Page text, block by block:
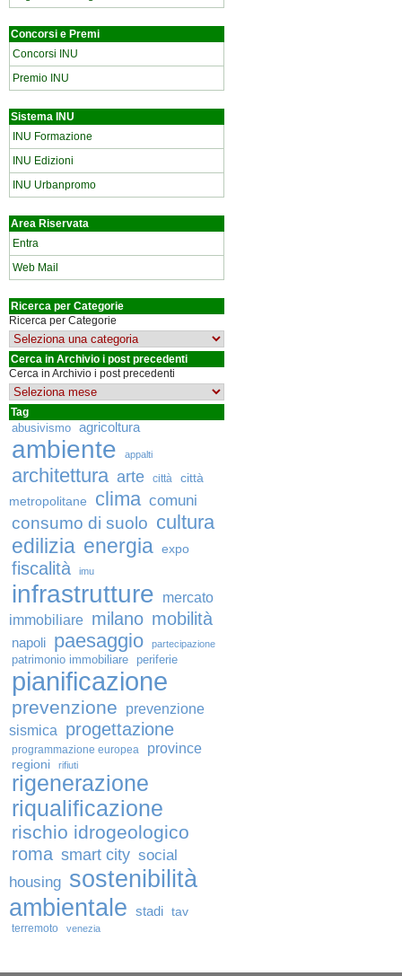
Concorsi e Premi
Concorsi INU
Premio INU
Sistema INU
INU Formazione
INU Edizioni
INU Urbanpromo
Area Riservata
Entra
Web Mail
Ricerca per Categorie
Ricerca per Categorie
Cerca in Archivio i post precedenti
Cerca in Archivio i post precedenti
Tag
abusivismo agricoltura
ambiente appalti
architettura arte città
città
metropolitane
clima comuni
consumo di suolo cultura
edilizia energia expo
fiscalità imu
infrastrutture
mercato
immobiliare milano mobilità
napoli paesaggio partecipazione
patrimonio immobiliare periferie
pianificazione
prevenzione
prevenzione
sismica
progettazione
programmazione europea province
regioni rifiuti
rigenerazione
riqualificazione
rischio idrogeologico
roma smart city social
housing sostenibilità
ambientale stadi tav
terremoto venezia